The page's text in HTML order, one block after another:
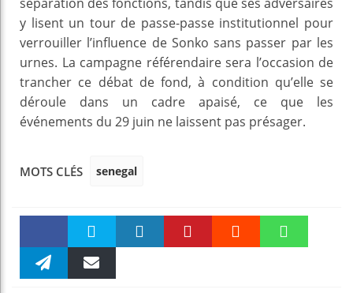
y lisent un tour de passe-passe institutionnel pour
verrouiller l’influence de Sonko sans passer par les
urnes. La campagne référendaire sera l’occasion de
trancher ce débat de fond, à condition qu’elle se
déroule dans un cadre apaisé, ce que les
événements du 29 juin ne laissent pas présager.
MOTS CLÉS senegal
Faceboo Twitter